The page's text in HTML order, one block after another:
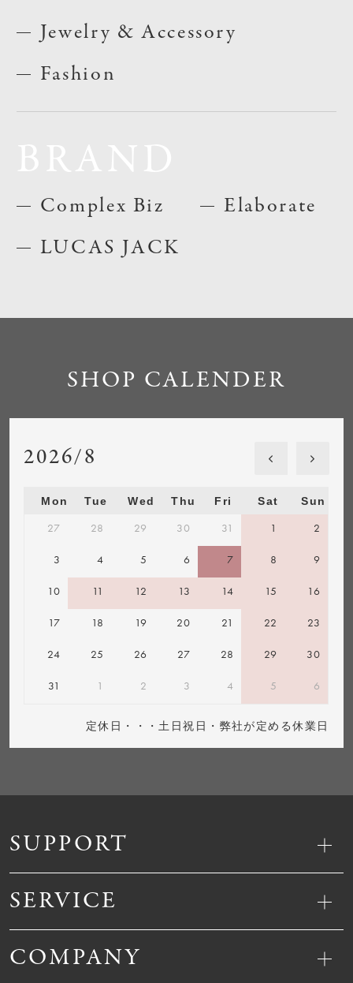
Jewelry & Accessory
Fashion
Complex Biz
LUCAS JACK
Elaborate
SUPPORT
SERVICE
COMPANY
SHOP CALENDER
2026/8
Mon Tue Wed Thu Fri Sat Sun
27 28 29 30 31 1 2
3 4 5 6 7 8 9
10 11 12 13 14 15 16
17 18 19 20 21 22 23
24 25 26 27 28 29 30
31 1 2 3 4 5 6
定休日・・・土日祝日・弊社が定める休業日